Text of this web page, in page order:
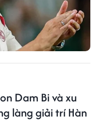
Dam Bi và xu
làng giải trí Hàn